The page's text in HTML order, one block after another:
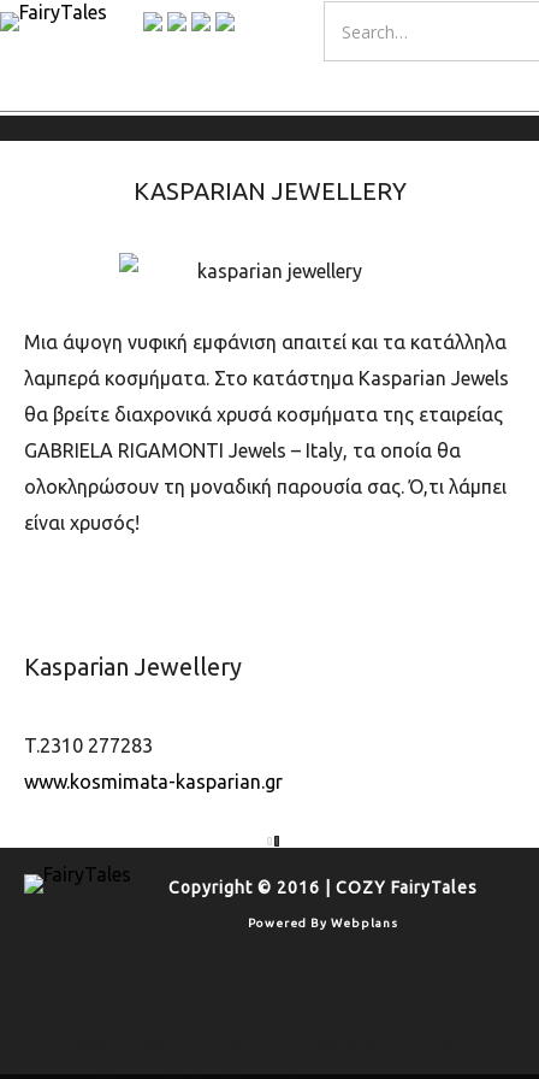
KASPARIAN JEWELLERY
Μια άψογη νυφική εμφάνιση απαιτεί και τα κατάλληλα
λαμπερά κοσμήματα. Στο κατάστημα Kasparian Jewels
θα βρείτε διαχρονικά χρυσά κοσμήματα της εταιρείας
GABRIELA RIGAMONTI Jewels – Italy, τα οποία θα
ολοκληρώσουν τη μοναδική παρουσία σας. Ό,τι λάμπει
είναι χρυσός!
Kasparian Jewellery
T.2310 277283
www.kosmimata-kasparian.gr
Copyright © 2016 | COZY FairyTales
Powered By Webplans